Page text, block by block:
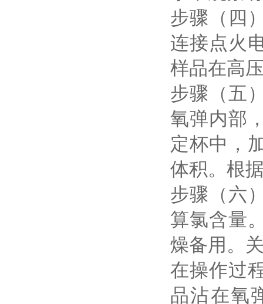
步骤（四
连接点火
样品在高
步骤（五
氧弹内部
定杯中，
体积。根
步骤（六
算氯含量
燥备用。
在操作过
品沾在氧